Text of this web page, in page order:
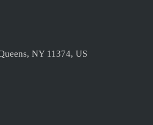
NY 11374, US